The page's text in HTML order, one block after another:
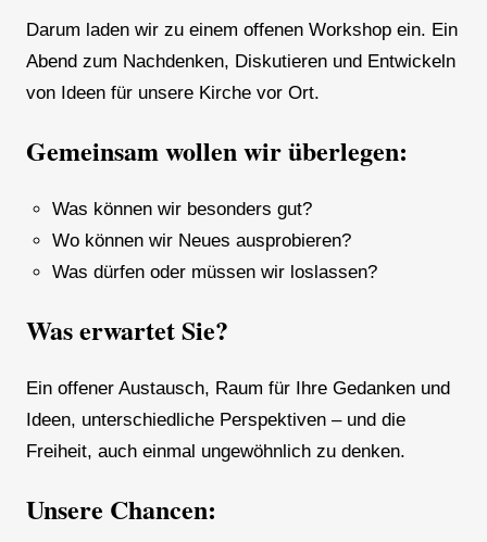
Darum laden wir zu einem offenen Workshop ein. Ein
Abend zum Nachdenken, Diskutieren und Entwickeln
von Ideen für unsere Kirche vor Ort.
Gemeinsam wollen wir überlegen:
Was können wir besonders gut?
Wo können wir Neues ausprobieren?
Was dürfen oder müssen wir loslassen?
Was erwartet Sie?
Ein offener Austausch, Raum für Ihre Gedanken und
Ideen, unterschiedliche Perspektiven – und die
Freiheit, auch einmal ungewöhnlich zu denken.
Unsere Chancen: